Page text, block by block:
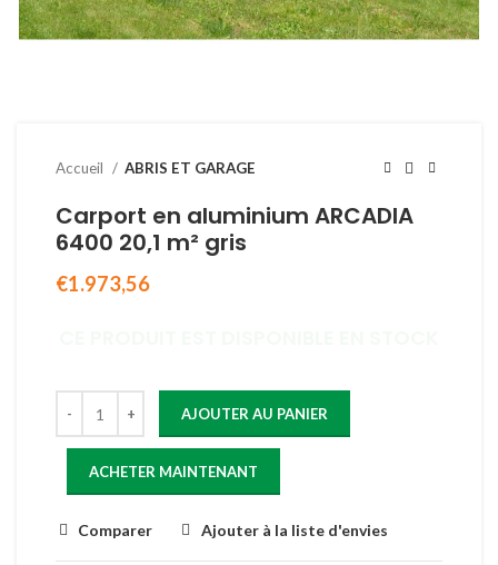
Accueil ABRIS ET GARAGE
Carport en aluminium ARCADIA
6400 20,1 m² gris
€1.973,56
AJOUTER AU PANIER
ACHETER MAINTENANT
Comparer Ajouter à la liste d'envies